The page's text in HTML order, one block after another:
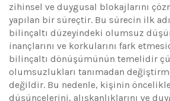
zihinsel ve duygusal blokajlarını
yapılan bir süreçtir. Bu sürecin ilk
bilinçaltı düzeyindeki olumsuz
inançlarını ve korkularını fark
bilinçaltı dönüşümünün temelidir
olumsuzlukları tanımadan
değildir. Bu nedenle, kişinin
düşüncelerini, alışkanlıklarını ve